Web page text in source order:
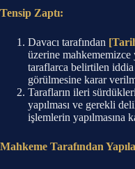
Tensip Zaptı:
Davacı tarafından
üzerine mahkememizce
taraflarca belirtilen
görülmesine karar
Tarafların ileri
yapılması ve gerekli
işlemlerin yapılmasına
Mahkeme Tarafından